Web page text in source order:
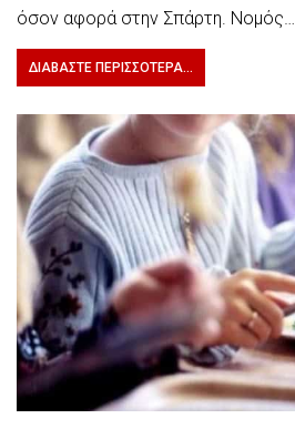
όσον αφορά στην Σπάρτη. Νομός…
ΔΙΑΒΆΣΤΕ ΠΕΡΙΣΣΌΤΕΡΑ...